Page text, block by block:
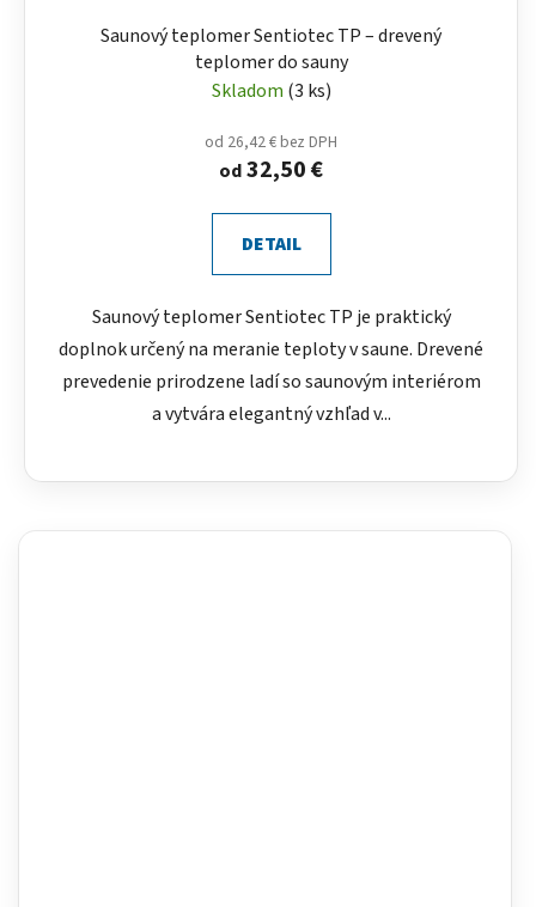
Saunový teplomer Sentiotec TP – drevený
teplomer do sauny
Skladom (3 ks)
od 26,42 € bez DPH
od32,50 €
DETAIL
Saunový teplomer Sentiotec TP je praktický
doplnok určený na meranie teploty v saune. Drevené
prevedenie prirodzene ladí so saunovým interiérom
a vytvára elegantný vzhľad v...